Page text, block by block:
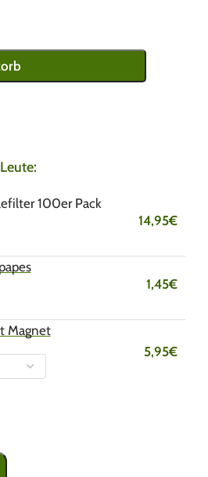
100er Pack
14,95€
1,45€
Magnet
5,95€